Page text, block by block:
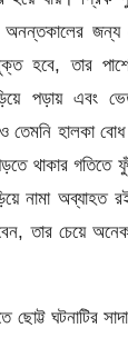
জন্য
হবে, তার
পড়ায় এবং
তেমনি হালকা
থাকার গতিতে
নামা অব্যাহত
তার চেয়ে
ঘটনাটির